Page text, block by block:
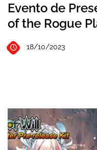
Evento de
of the Rogue
18/10/2023